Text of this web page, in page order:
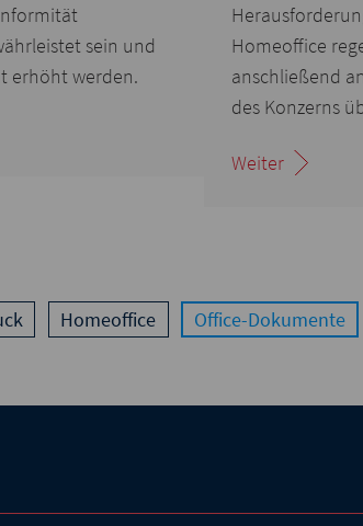
sein und
erhöht werden.
Homeoffice
anschließend
des Konzerns
Weiter
Homeoffice Office-Dokumente